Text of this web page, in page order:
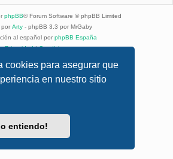
cookies para asegurar que
en nuestro sitio
entiendo!
phpBB® Forum Software © phpBB Limited
por Arty - phpBB 3.3 por MrGaby
al español por phpBB España
Privacidad|Condiciones